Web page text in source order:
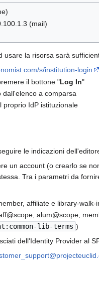
(mail)
usare la risorsa sarà
s/institution-login
il bottone "Log In"
a comparsa
proprio IdP istituzionale
le indicazioni
un account (o crearlo se
Tra i parametri da
affiliate e library-walk-
alum@scope,
lib-terms )
dell'Identity Provider al